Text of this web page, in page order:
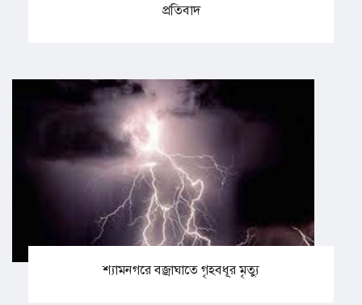
প্রতিবাদ
শ্যামনগরে বজ্রাঘাতে গৃহবধূর মৃত্যু